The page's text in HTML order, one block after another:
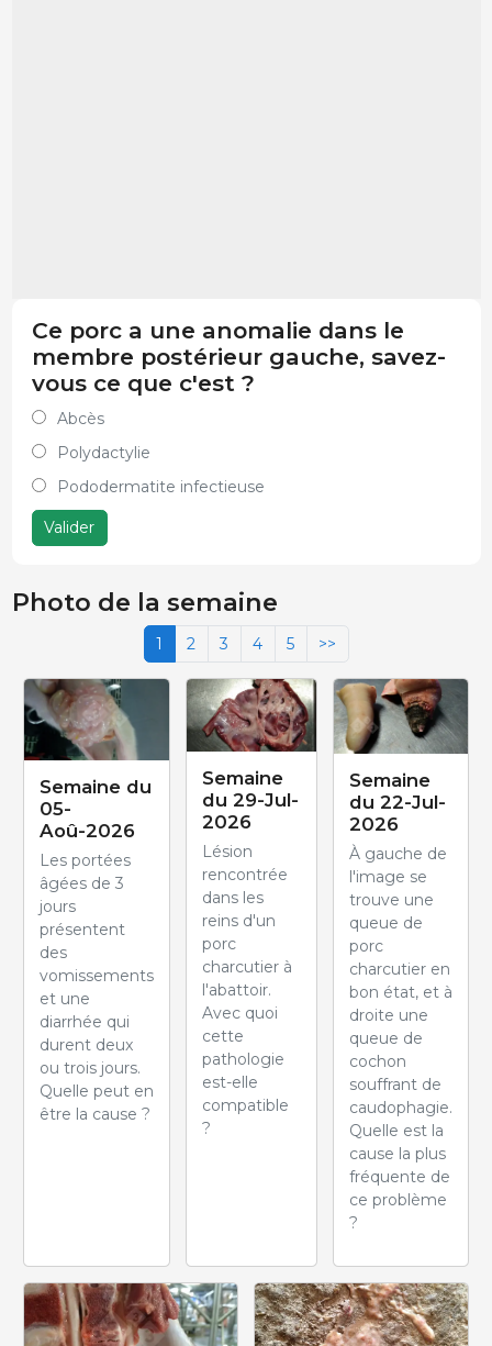
Ce porc a une anomalie dans le
membre postérieur gauche, savez-
vous ce que c'est ?
Abcès
Polydactylie
Pododermatite infectieuse
Valider
Photo de la semaine
1 2 3 4 5 >>
Semaine du
05-
Aoû-2026
Les portées
âgées de 3
jours
présentent
des
vomissements
et une
diarrhée qui
durent deux
ou trois jours.
Quelle peut en
être la cause ?
Semaine
du 29-Jul-
2026
Lésion
rencontrée
dans les
reins d'un
porc
charcutier à
l'abattoir.
Avec quoi
cette
pathologie
est-elle
compatible
?
Semaine
du 22-Jul-
2026
À gauche de
l'image se
trouve une
queue de
porc
charcutier en
bon état, et à
droite une
queue de
cochon
souffrant de
caudophagie.
Quelle est la
cause la plus
fréquente de
ce problème
?